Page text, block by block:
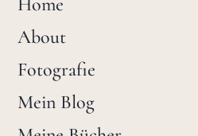
About
Fotografie
Mein Blog